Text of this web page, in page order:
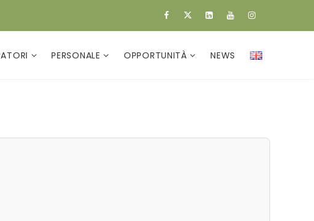
PERSONALE OPPORTUNITÀ NEWS